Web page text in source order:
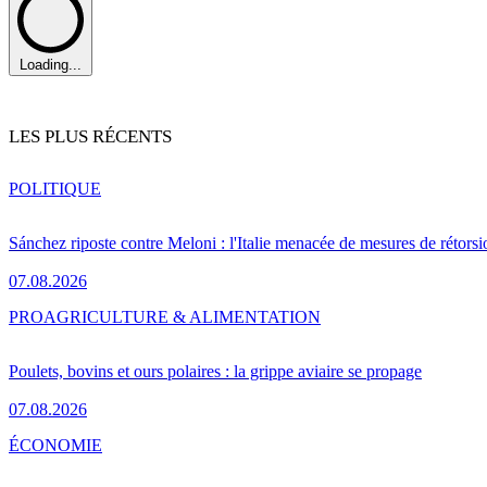
Loading...
LES PLUS RÉCENTS
Sánchez riposte contre Meloni : l'Italie menacée de mesures de
07.08.2026
POLITIQUE
Poulets, bovins et ours polaires : la grippe aviaire se propage
07.08.2026
PROAGRICULTURE & ALIMENTATION
ÉCONOMIE